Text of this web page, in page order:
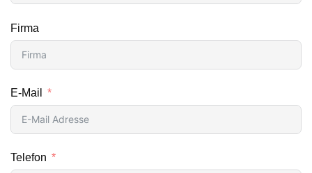
Firma
E-Mail
Telefon